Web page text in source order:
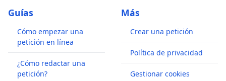
Guías
Cómo empezar una
petición en línea
¿Cómo redactar una
petición?
Más
Crear una petición
Política de privacidad
Gestionar cookies